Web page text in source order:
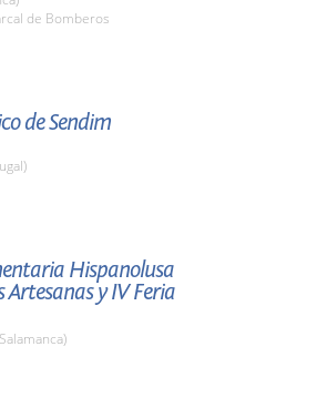
de Bomberos
de Sendim
Hispanolusa
Artesanas y IV Feria